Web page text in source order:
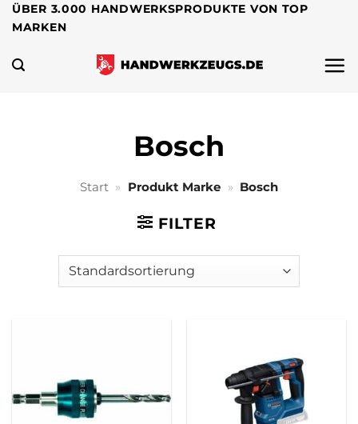
Zum
Inhalt
springen
ÜBER 3.000 HANDWERKSPRODUKTE VON TOP
MARKEN
Bosch
Start » Produkt Marke » Bosch
FILTER